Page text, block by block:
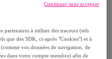
10x15 5f
Magnétique
partenaires à utiliser des traceurs (tels
que des SDK, ci-après "Cookies") et à
vos données de navigation, de
dans votre compte membre) afin de
Continuer sans accepter